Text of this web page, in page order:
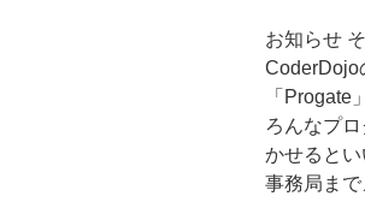
お知らせ
CoderDojo
「
ろんなプ
かせると
事務局まで